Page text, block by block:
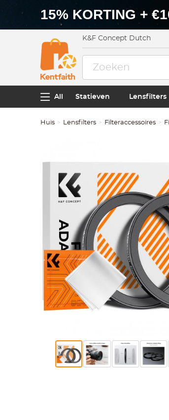
15% KORTING +
K&F Concept Dutch
All Statieven Lensfilters
Huis Lensfilters Filteraccessoires